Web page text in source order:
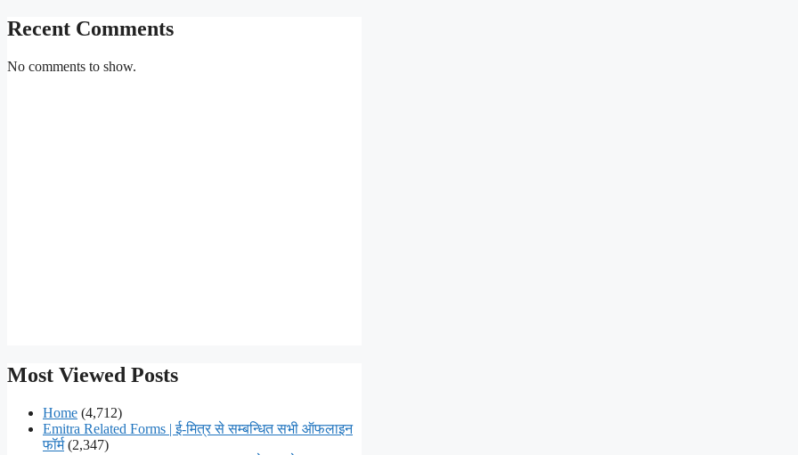
Recent Comments
No comments to show.
Most Viewed Posts
Home (4,712)
Emitra Related Forms | ई-मित्र से सम्बन्धित सभी ऑफलाइन
फॉर्म (2,347)